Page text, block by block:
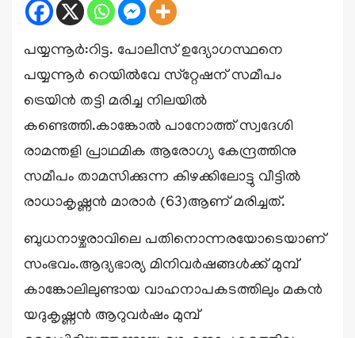
പയ്യന്നൂര്‍:റിട്ട. പോലീസ് ഉദ്യോഗസ്ഥനെ
പയ്യന്നൂര്‍ റെയില്‍വേ സ്‌റ്റേഷന് സമീപം
ട്രെയിന്‍ തട്ടി മരിച്ച നിലയില്‍
കണ്ടെത്തി.കാങ്കോല്‍ പാനോത്ത് സ്വദേശി
രാമന്തളി പ്രാഥമിക ആരോഗ്യ കേന്ദ്രത്തിനു
സമീപം താമസിക്കുന്ന കിഴക്കിലോട്ടു വീട്ടില്‍
രാധാകൃഷ്ണന്‍ മാരാർ (63)ആണ് മരിച്ചത്.
ബുധനാഴ്ചരാവിലെ പതിനൊന്നരയോടെയാണ്
സംഭവം.ആദ്യഭാര്യ മിനിവര്‍ഷങ്ങൾക്ക് മുമ്പ്
കാങ്കോലിലുണ്ടായ വാഹനാപകടത്തിലും മകന്‍
യദുകൃഷ്ണന്‍ ആറുവര്‍ഷം മുമ്പ്